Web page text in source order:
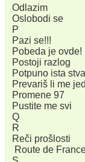
Odlazim
Oslobodi se
P
Pazi se!!!
Pobeda je ovde!
Postoji razlog
Potpuno ista
Prevariš li me
Promene 97
Pustite me svi
Q
R
Reči prošlosti
Route de